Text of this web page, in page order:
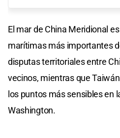
El mar de China Meridional
marítimas más importantes
disputas territoriales entre
vecinos, mientras que
los puntos más sensibles en
Washington.